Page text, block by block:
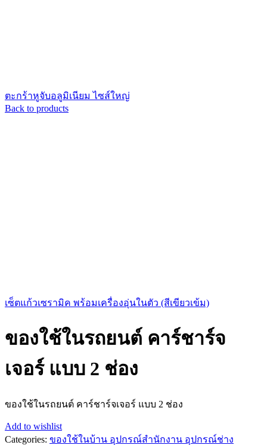
ตะกร้าหูจับอลูมิเนียม ไซส์ใหญ่
Back to products
เซ็ตแก้วเซรามิค พร้อมเครื่องอุ่นในตัว (สีเขียวเข้ม)
ของใช้ในรถยนต์ คาร์ชาร์จ
เจอร์ แบบ 2 ช่อง
ของใช้ในรถยนต์ คาร์ชาร์จเจอร์ แบบ 2 ช่อง
Add to wishlist
Categories: ของใช้ในบ้าน อุปกรณ์สำนักงาน อุปกรณ์ช่าง